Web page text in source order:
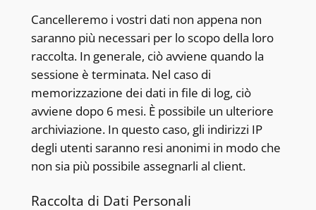
Cancelleremo i vostri dati non appena non
saranno più necessari per lo scopo della loro
raccolta. In generale, ciò avviene quando la
sessione è terminata. Nel caso di
memorizzazione dei dati in file di log, ciò
avviene dopo 6 mesi. È possibile un ulteriore
archiviazione. In questo caso, gli indirizzi IP
degli utenti saranno resi anonimi in modo che
non sia più possibile assegnarli al client.
Raccolta di Dati Personali